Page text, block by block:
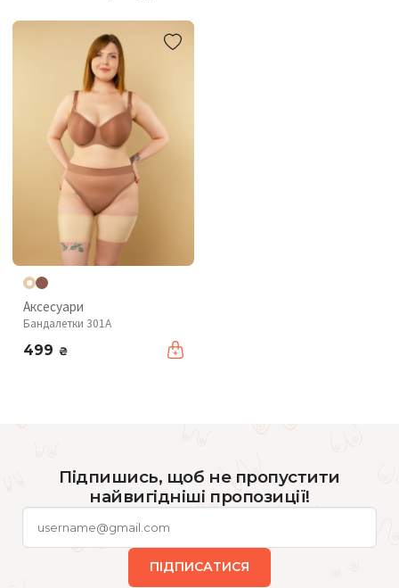
Аксесуари
Бандалетки 301A
499 ₴
Підпишись, щоб не пропустити
найвигідніші пропозиції!
ПІДПИСАТИСЯ